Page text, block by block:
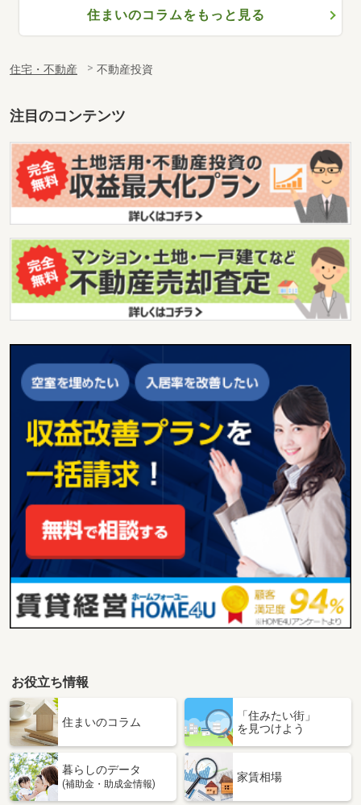
住まいのコラムをもっと見る
住宅・不動産 不動産投資
注目のコンテンツ
お役立ち情報
住まいのコラム
「住みたい街」
を見つけよう
暮らしのデータ
(補助金・助成金情報)
家賃相場